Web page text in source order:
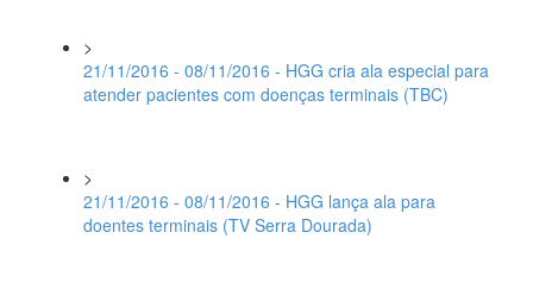
>
21/11/2016 - 08/11/2016 - HGG cria ala especial para
atender pacientes com doenças terminais (TBC)
>
21/11/2016 - 08/11/2016 - HGG lança ala para
doentes terminais (TV Serra Dourada)